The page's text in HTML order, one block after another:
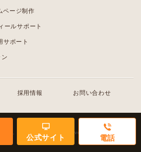
公式サイト 電話
ページ制作
ールサポート
サポート
採用情報 お問い合わせ
Caloo All rights reserved.